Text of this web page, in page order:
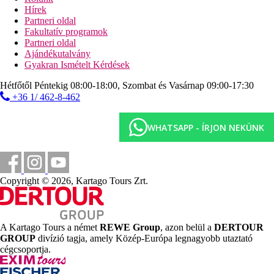
keresztül közelíthető meg)
strandpavilon tértés ellenében
strandbár
Sport és szórakozás ingyenesen
animációs programok
szauna
gőzfürdő
darts
strandröplabda
légpuska lövészet
aerobic
vízi gimnasztika
vízilabda
boccia
jóga
Sport és szórakozás térítés ellenében
masszázs
Hírek
Partneri oldal
Fakultatív programok
Partneri oldal
Ajándékutalvány
Gyakran Ismételt Kérdések
Hétfőtől Péntekig 08:00-18:00, Szombat és Vasárnap 09:00-17:30
+36 1/ 462-8-462
WHATSAPP - ÍRJON NEKÜNK
Copyright © 2026, Kartago Tours Zrt.
A Kartago Tours a német REWE Group, azon belül a DERTOUR
GROUP divízió tagja, amely Közép-Európa legnagyobb utaztató
cégcsoportja.